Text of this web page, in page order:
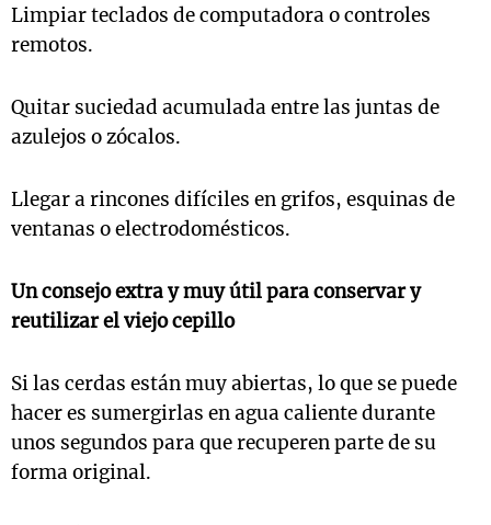
Limpiar teclados de computadora o controles
remotos.
Quitar suciedad acumulada entre las juntas de
azulejos o zócalos.
Llegar a rincones difíciles en grifos, esquinas de
ventanas o electrodomésticos.
Un consejo extra y muy útil para conservar y
reutilizar el viejo cepillo
Si las cerdas están muy abiertas, lo que se puede
hacer es sumergirlas en agua caliente durante
unos segundos para que recuperen parte de su
forma original.